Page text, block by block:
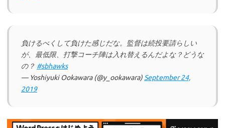
負けるべくして負けた感じだな。監督は続投要請らしい
が、最低限、打撃コーチ陣は入れ替えるんだよな？どうな
の？ #sbhawks
— Yoshiyuki Ookawara (@y_ookawara) September 24,
2019